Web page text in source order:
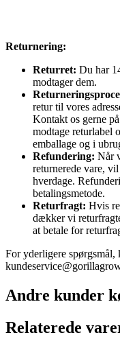
Returnering:
Returret: Du har
modtager dem.
retur til vores
Kontakt os gerne
modtage returlabel
emballage og i
Refundering: Når
returnerede vare,
hverdage.
betalingsmetode.
Returfragt: Hvis
dækker vi
at betale for
For yderligere spørgsmål,
Andre kunder
Relaterede